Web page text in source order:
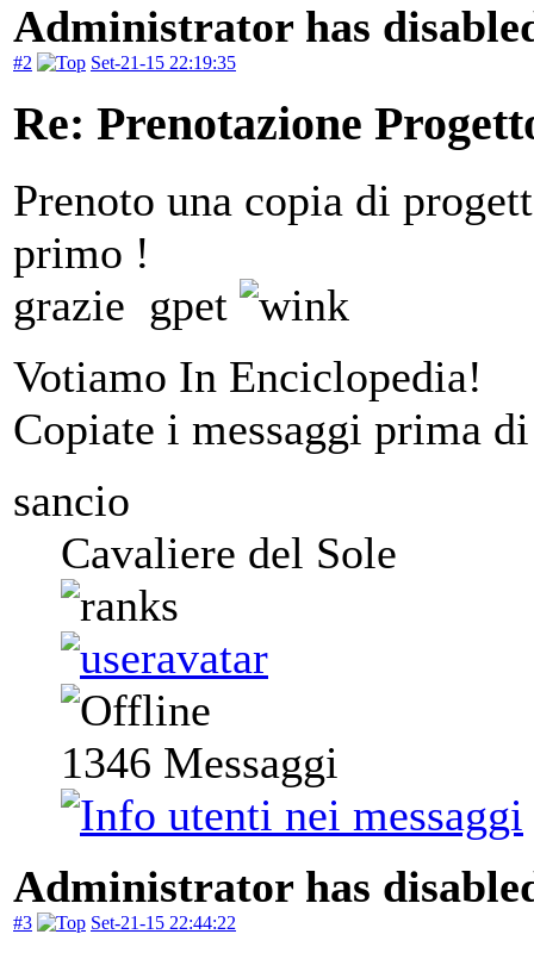
Administrator has
#2 Set-21-15 22:19:35
Re: Prenotazione
Prenoto una copia di
primo !
grazie gpet
Votiamo In Enciclopedia!
Copiate i messaggi prima
sancio
Cavaliere del Sole
1346 Messaggi
Administrator has
#3 Set-21-15 22:44:22